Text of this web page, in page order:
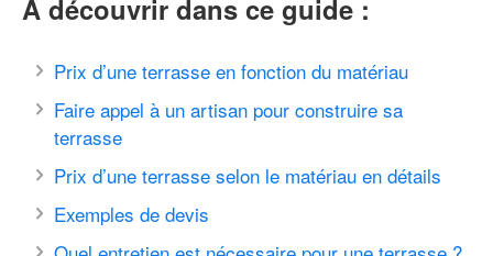
À découvrir dans ce guide :
Prix d’une terrasse en fonction du matériau
Faire appel à un artisan pour construire sa
terrasse
Prix d’une terrasse selon le matériau en détails
Exemples de devis